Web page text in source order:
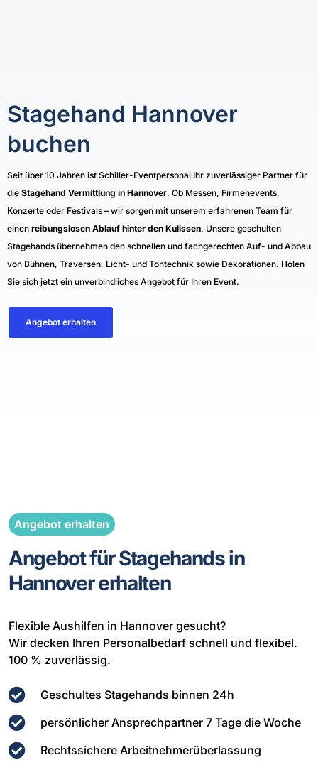
Stagehand Hannover
buchen
Seit über 10 Jahren ist Schiller-Eventpersonal Ihr zuverlässiger Partner für
die Stagehand Vermittlung in Hannover. Ob Messen, Firmenevents,
Konzerte oder Festivals – wir sorgen mit unserem erfahrenen Team für
einen reibungslosen Ablauf hinter den Kulissen. Unsere geschulten
Stagehands übernehmen den schnellen und fachgerechten Auf- und Abbau
von Bühnen, Traversen, Licht- und Tontechnik sowie Dekorationen. Holen
Sie sich jetzt ein unverbindliches Angebot für Ihren Event.
Angebot erhalten
Angebot erhalten
Angebot für Stagehands in
Hannover erhalten
Flexible Aushilfen in Hannover gesucht?
Wir decken Ihren Personalbedarf schnell und flexibel.
100 % zuverlässig.
Geschultes Stagehands binnen 24h
persönlicher Ansprechpartner 7 Tage die Woche
Rechtssichere Arbeitnehmerüberlassung